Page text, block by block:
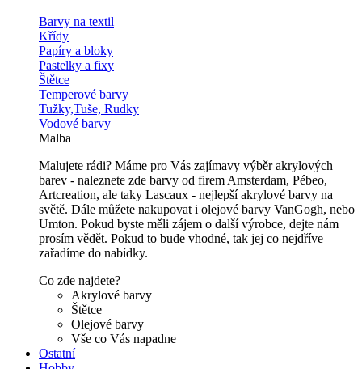
Barvy na textil
Křídy
Papíry a bloky
Pastelky a fixy
Štětce
Temperové barvy
Tužky,Tuše, Rudky
Vodové barvy
Malba
Malujete rádi? Máme pro Vás zajímavy výběr akrylových
barev - naleznete zde barvy od firem Amsterdam, Pébeo,
Artcreation, ale taky Lascaux - nejlepší akrylové barvy na
světě. Dále můžete nakupovat i olejové barvy VanGogh, nebo
Umton. Pokud byste měli zájem o další výrobce, dejte nám
prosím vědět. Pokud to bude vhodné, tak jej co nejdříve
zařadíme do nabídky.
Co zde najdete?
Akrylové barvy
Štětce
Olejové barvy
Vše co Vás napadne
Ostatní